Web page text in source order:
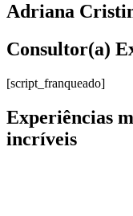
Adriana
Consultor(a)
[script_franqueado]
Experiências
incríveis